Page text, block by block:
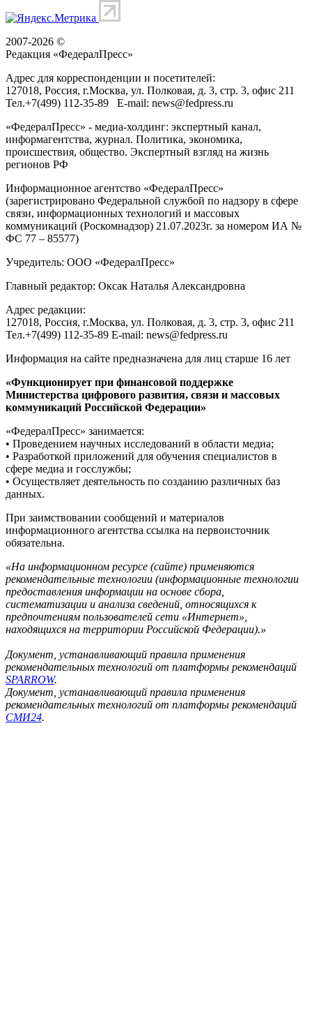
2007-2026 ©
Редакция «ФедералПресс»
Адрес для корреспонденции и посетителей:
127018, Россия, г.Москва, ул. Полковая, д. 3, стр. 3, офис 211
Тел.+7(499) 112-35-89 E-mail: news@fedpress.ru
«ФедералПресс» - медиа-холдинг: экспертный канал,
информагентства, журнал. Политика, экономика,
происшествия, общество. Экспертный взгляд на жизнь
регионов РФ
Информационное агентство «ФедералПресс»
(зарегистрировано Федеральной службой по надзору в сфере
связи, информационных технологий и массовых
коммуникаций (Роскомнадзор) 21.07.2023г. за номером ИА №
ФС 77 – 85577)
Учредитель: ООО «ФедералПресс»
Главный редактор: Оксак Наталья Александровна
Адрес редакции:
127018, Россия, г.Москва, ул. Полковая, д. 3, стр. 3, офис 211
Тел.+7(499) 112-35-89 E-mail: news@fedpress.ru
Информация на сайте предназначена для лиц старше 16 лет
«Функционирует при финансовой поддержке
Министерства цифрового развития, связи и массовых
коммуникаций Российской Федерации»
«ФедералПресс» занимается:
• Проведением научных исследований в области медиа;
• Разработкой приложений для обучения специалистов в
сфере медиа и госслужбы;
• Осуществляет деятельность по созданию различных баз
данных.
При заимствовании сообщений и материалов
информационного агентства ссылка на первоисточник
обязательна.
«На информационном ресурсе (сайте) применяются
рекомендательные технологии (информационные технологии
предоставления информации на основе сбора,
систематизации и анализа сведений, относящихся к
предпочтениям пользователей сети «Интернет»,
находящихся на территории Российской Федерации).»
Документ, устанавливающий правила применения
рекомендательных технологий от платформы рекомендаций
SPARROW.
Документ, устанавливающий правила применения
рекомендательных технологий от платформы рекомендаций
СМИ24.